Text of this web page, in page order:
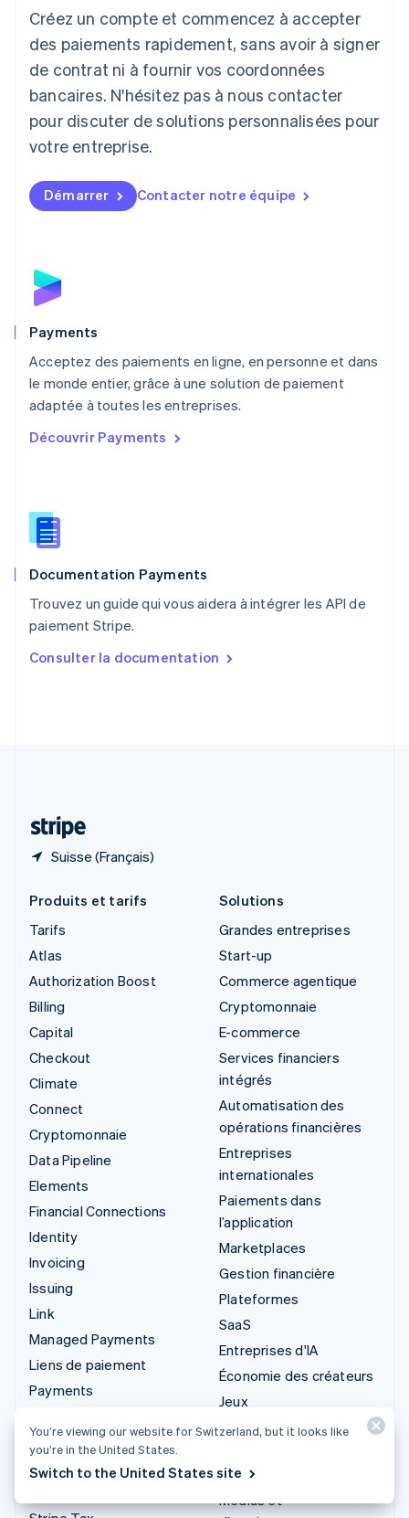
Créez un compte et commencez à accepter
des paiements rapidement, sans avoir à signer
de contrat ni à fournir vos coordonnées
bancaires. N'hésitez pas à nous contacter
pour discuter de solutions personnalisées pour
votre entreprise.
Démarrer Contacter notre équipe
Payments
Acceptez des paiements en ligne, en personne et dans
le monde entier, grâce à une solution de paiement
adaptée à toutes les entreprises.
Découvrir Payments
Documentation Payments
Trouvez un guide qui vous aidera à intégrer les API de
paiement Stripe.
Consulter la documentation
Suisse (Français)
Lettonie
English
Liechtenstein
DeutschEnglish
Lituanie
Luxembourg
FrançaisDeutschEnglish
English简体中文
Malte
Norvège
English
English
NederlandsEnglish
Pologne
English
PortuguêsEnglish
English
Roumanie
Royaume-Uni
Singapour
English 简体中文
English
Produits et tarifs
Tarifs
Atlas
Authorization Boost
Billing
Capital
Checkout
Climate
Connect
Cryptomonnaie
Data Pipeline
Elements
Financial Connections
Identity
Invoicing
Issuing
Link
Managed Payments
Liens de paiement
Payments
Radar
Revenue Recognition
Solutions
Grandes entreprises
Start-up
Commerce agentique
Cryptomonnaie
E-commerce
Services financiers
intégrés
Automatisation des
opérations financières
Entreprises
internationales
Paiements dans
l’application
Marketplaces
Gestion financière
Plateformes
SaaS
Entreprises d'IA
Économie des créateurs
Jeux
Hôtellerie, voyages et
Assurance
Médias et
You’re viewing our website for Switzerland, but it looks like
you’re in the United States.
Switch to the United States site